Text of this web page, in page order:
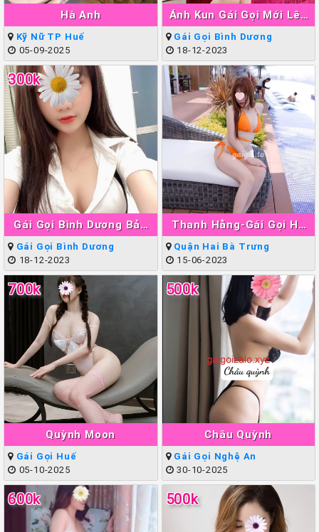
Hà Anh
Kỹ Nữ TP Huế
05-09-2025
Ánh Kun Gái Gọi Mới Lên
Sóng Thuận An
Gái Gọi Bình Dương
18-12-2023
Gái Gọi Bình Dương Bảo
Ngân
300k
Gái Gọi Bình Dương
18-12-2023
Thanh Hằng-Gái Gọi Hà
Nội Làm Tình Giỏi Đẳng
Quận Hai Bà Trưng
15-06-2023
Quỳnh Moon
700k
Gái Gọi Huế
05-10-2025
Châu Quỳnh
500k
Gái Gọi Nghệ An
30-10-2025
600k 500k